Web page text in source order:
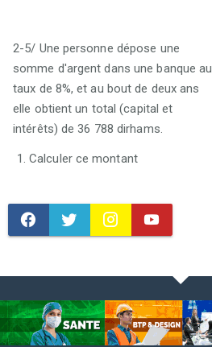
2-5/ Une personne dépose une
somme d'argent dans une banque au
taux de 8%, et au bout de deux ans
elle obtient un total (capital et
intérêts) de 36 788 dirhams.
Calculer ce montant